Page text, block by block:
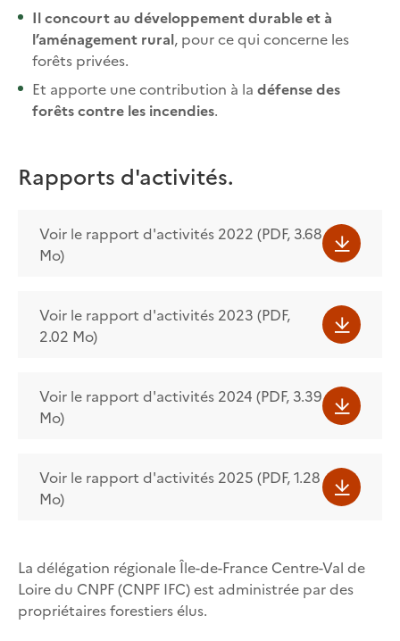
Il concourt au développement durable et à
l’aménagement rural, pour ce qui concerne les
forêts privées.
Et apporte une contribution à la défense des
forêts contre les incendies.​​​​​
Rapports d'activités.
Voir le rapport d'activités 2022 (PDF, 3.68
Mo)
Voir le rapport d'activités 2023 (PDF,
2.02 Mo)
Voir le rapport d'activités 2024 (PDF, 3.39
Mo)
Voir le rapport d'activités 2025 (PDF, 1.28
Mo)
La délégation régionale Île-de-France Centre-Val de
Loire du CNPF (CNPF IFC) est administrée par des
propriétaires forestiers élus.